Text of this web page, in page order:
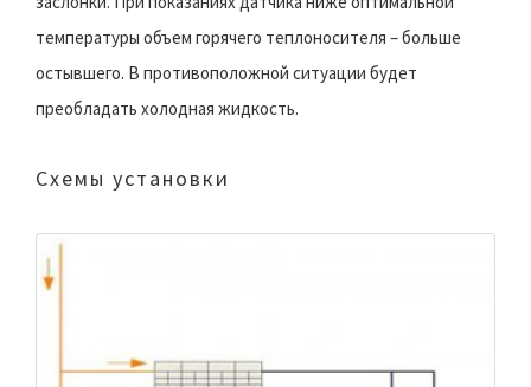
температуры объем горячего теплоносителя – больше
остывшего. В противоположной ситуации будет
преобладать холодная жидкость.
Схемы установки